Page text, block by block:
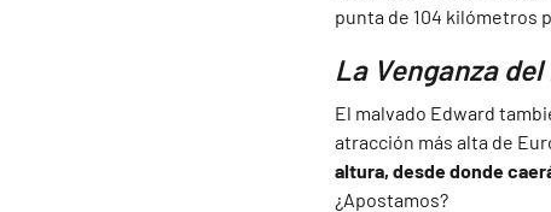
punta de 104 kilómetros
La Venganza
El malvado Edward
atracción más alta de
altura, desde donde
¿Apostamos?